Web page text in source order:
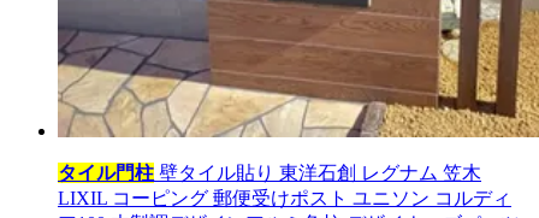
タイル門柱 壁タイル貼り 東洋石創 レグナム 笠木
LIXIL コーピング 郵便受けポスト ユニソン コルディ